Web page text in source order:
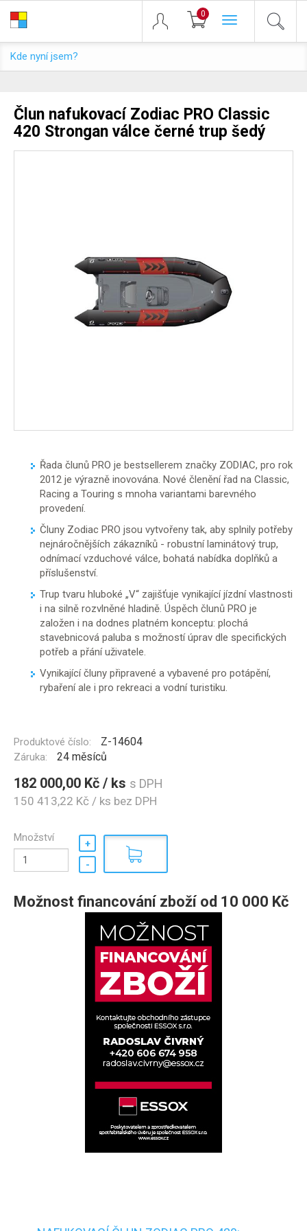
0
Toggle
Kde nyní jsem?
Člun nafukovací Zodiac PRO Classic
420 Strongan válce černé trup šedý
Řada člunů PRO je bestsellerem značky ZODIAC, pro rok
2012 je výrazně inovována. Nové členění řad na Classic,
Racing a Touring s mnoha variantami barevného
provedení.
Čluny Zodiac PRO jsou vytvořeny tak, aby splnily potřeby
nejnáročnějších zákazníků - robustní laminátový trup,
odnímací vzduchové válce, bohatá nabídka doplňků a
příslušenství.
Trup tvaru hluboké „V“ zajišťuje vynikající jízdní vlastnosti
i na silně rozvlněné hladině. Úspěch člunů PRO je
založen i na dodnes platném konceptu: plochá
stavebnicová paluba s možností úprav dle specifických
potřeb a přání uživatele.
Vynikající čluny připravené a vybavené pro potápění,
rybaření ale i pro rekreaci a vodní turistiku.
Produktové číslo: Z-14604
Záruka: 24 měsíců
182 000,00 Kč / ks s DPH
150 413,22 Kč / ks bez DPH
Množství
Možnost financování zboží od 10 000 Kč